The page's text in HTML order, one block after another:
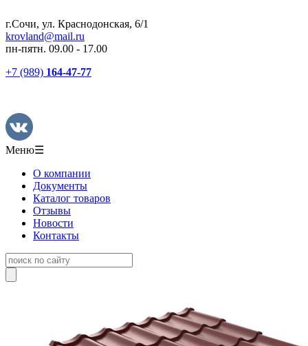
г.Сочи, ул. Краснодонская, 6/1
krovland@mail.ru
пн-пятн. 09.00 - 17.00
+7 (989) 164-47-77
Меню☰
О компании
Документы
Каталог товаров
Отзывы
Новости
Контакты